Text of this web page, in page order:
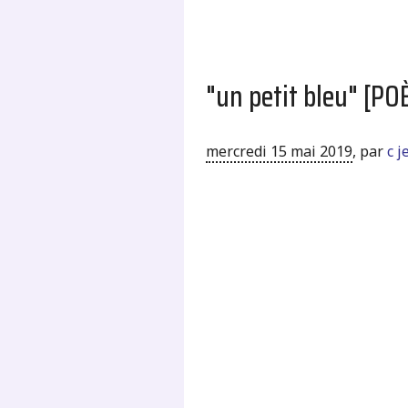
"un petit bleu"
mercredi 15 mai 2019, parc